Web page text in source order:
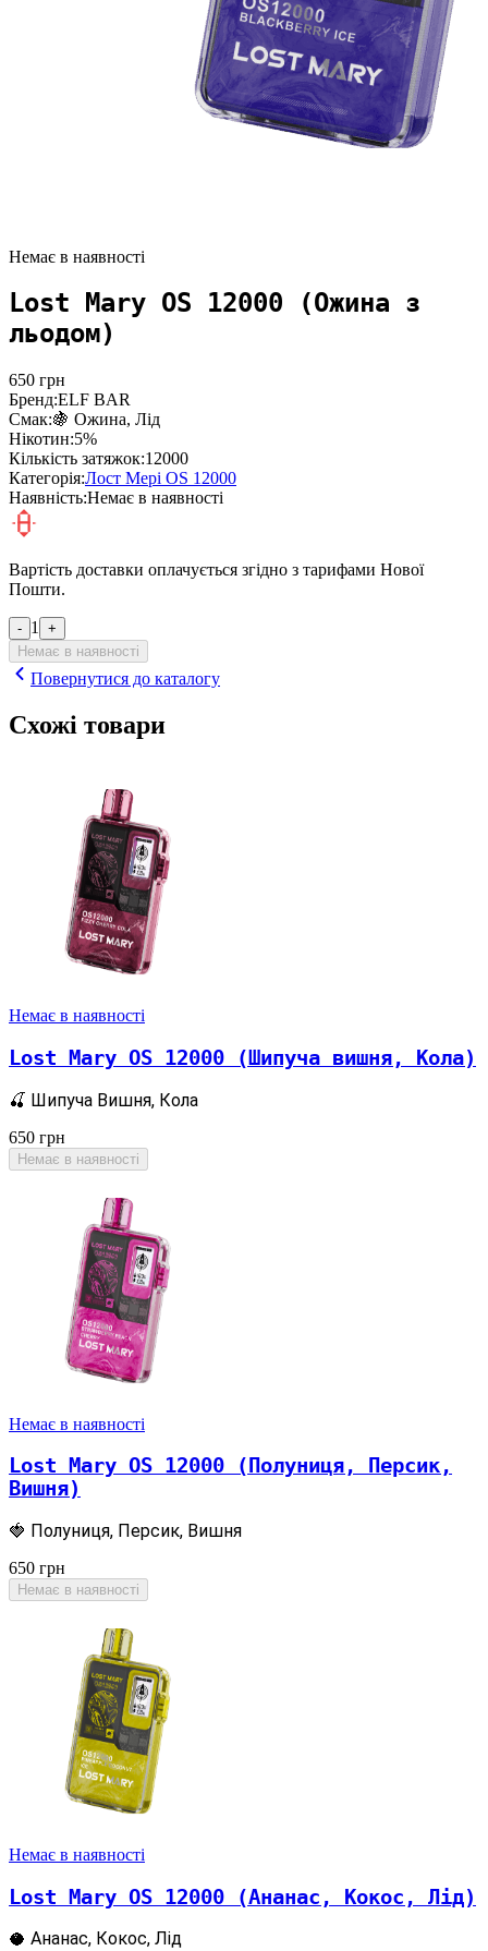
Немає в наявності
Lost Mary OS 12000 (Ожина з
льодом)
650 грн
Бренд:ELF BAR
Смак:🍇 Ожина, Лід
Нікотин:5%
Кількість затяжок:12000
Категорія:Лост Мері OS 12000
Наявність:Немає в наявності
Вартість доставки оплачується згідно з тарифами Нової
Пошти.
- 1
+
Немає в наявності
Повернутися до каталогу
Схожі товари
Немає в наявності
Lost Mary OS 12000 (Шипуча вишня, Кола)
🍒 Шипуча Вишня, Кола
650 грн
Немає в наявності
Немає в наявності
Lost Mary OS 12000 (Полуниця, Персик,
Вишня)
🍓 Полуниця, Персик, Вишня
650 грн
Немає в наявності
Немає в наявності
Lost Mary OS 12000 (Ананас, Кокос, Лід)
🥥 Ананас, Кокос, Лід